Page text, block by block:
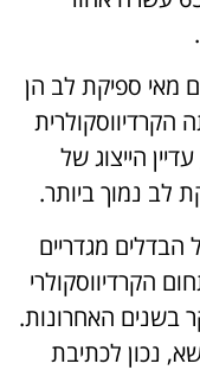
מאי ספיקת לב הן
הייצוג של
לב נמוך ביותר.
הבדלים מגדריים
הקרדיווסקולרי
בשנים האחרונות.
נכון לכתיבת